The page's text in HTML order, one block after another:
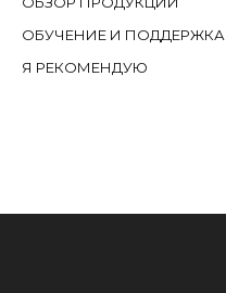
ОБУЧЕНИЕ И ПОДДЕРЖКА
Я РЕКОМЕНДУЮ